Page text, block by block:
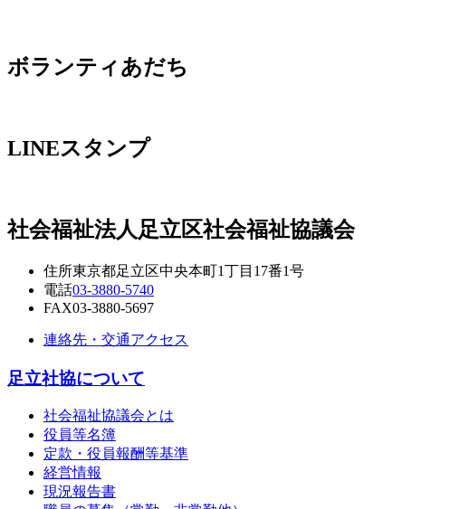
ボランティあだち
LINEスタンプ
社会福祉法人足立区社会福祉協議会
住所東京都足立区中央本町1丁目17番1号
電話03-3880-5740
FAX03-3880-5697
連絡先・交通アクセス
足立社協について
社会福祉協議会とは
役員等名簿
定款・役員報酬等基準
経営情報
現況報告書